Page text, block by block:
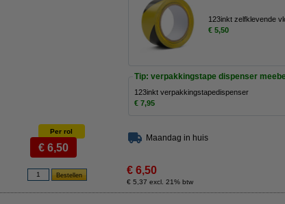
123inkt zelfklevende
€ 5,50
Tip: verpakkingstape dispenser
123inkt verpakkingstapedispenser
€ 7,95
Per rol
€ 6,50
Maandag in huis
€ 6,50
€ 5,37 excl. 21% btw